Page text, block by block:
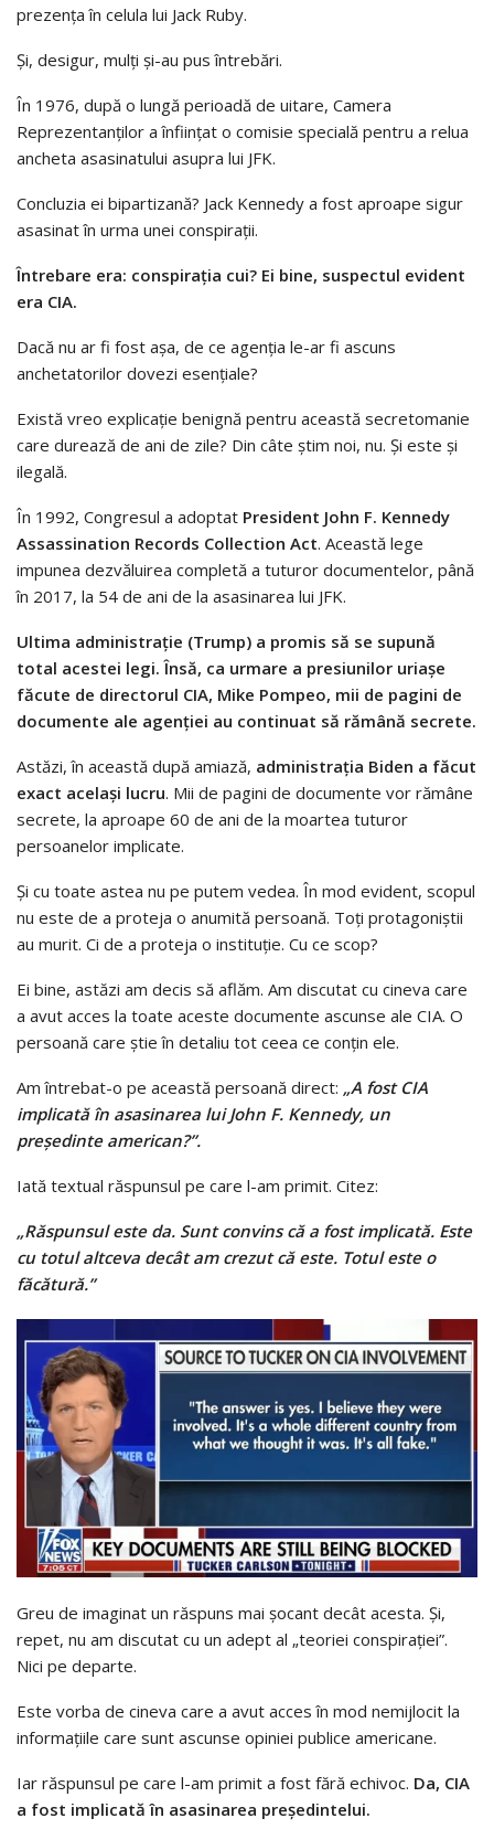
prezența în celula lui Jack Ruby.
Și, desigur, mulți și-au pus întrebări.
În 1976, după o lungă perioadă de uitare, Camera
Reprezentanților a înființat o comisie specială pentru a relua
ancheta asasinatului asupra lui JFK.
Concluzia ei bipartizană? Jack Kennedy a fost aproape sigur
asasinat în urma unei conspirații.
Întrebare era: conspirația cui? Ei bine, suspectul evident
era CIA.
Dacă nu ar fi fost așa, de ce agenția le-ar fi ascuns
anchetatorilor dovezi esențiale?
Există vreo explicație benignă pentru această secretomanie
care durează de ani de zile? Din câte știm noi, nu. Și este și
ilegală.
În 1992, Congresul a adoptat President John F. Kennedy
Assassination Records Collection Act. Această lege
impunea dezvăluirea completă a tuturor documentelor, până
în 2017, la 54 de ani de la asasinarea lui JFK.
Ultima administrație (Trump) a promis să se supună
total acestei legi. Însă, ca urmare a presiunilor uriașe
făcute de directorul CIA, Mike Pompeo, mii de pagini de
documente ale agenției au continuat să rămână secrete.
Astăzi, în această după amiază, administrația Biden a făcut
exact același lucru. Mii de pagini de documente vor rămâne
secrete, la aproape 60 de ani de la moartea tuturor
persoanelor implicate.
Și cu toate astea nu pe putem vedea. În mod evident, scopul
nu este de a proteja o anumită persoană. Toți protagoniștii
au murit. Ci de a proteja o instituție. Cu ce scop?
Ei bine, astăzi am decis să aflăm. Am discutat cu cineva care
a avut acces la toate aceste documente ascunse ale CIA. O
persoană care știe în detaliu tot ceea ce conțin ele.
Am întrebat-o pe această persoană direct: „A fost CIA
implicată în asasinarea lui John F. Kennedy, un
președinte american?”.
Iată textual răspunsul pe care l-am primit. Citez:
„Răspunsul este da. Sunt convins că a fost implicată. Este
cu totul altceva decât am crezut că este. Totul este o
făcătură.”
Greu de imaginat un răspuns mai șocant decât acesta. Și,
repet, nu am discutat cu un adept al „teoriei conspirației”.
Nici pe departe.
Este vorba de cineva care a avut acces în mod nemijlocit la
informațiile care sunt ascunse opiniei publice americane.
Iar răspunsul pe care l-am primit a fost fără echivoc. Da, CIA
a fost implicată în asasinarea președintelui.